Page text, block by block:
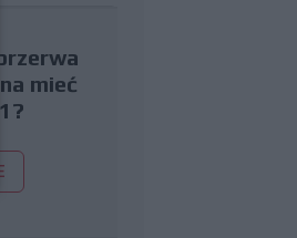
mieć